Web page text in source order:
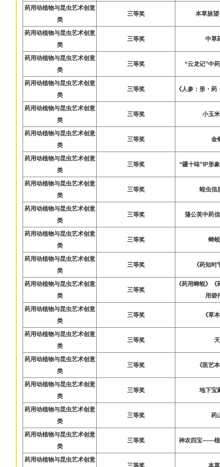
药用动植物与昆虫艺术创意
类
三等奖 本草脉望
药用动植物与昆虫艺术创意
类
三等奖 中草
药用动植物与昆虫艺术创意
类
三等奖 “云龙记”中
药用动植物与昆虫艺术创意
类
三等奖 《人参：形・
药用动植物与昆虫艺术创意
类
三等奖 小玉
药用动植物与昆虫艺术创意
类
三等奖 金
药用动植物与昆虫艺术创意
类
三等奖 “疆十味”IP形
药用动植物与昆虫艺术创意
类
三等奖 蝗虫信
药用动植物与昆虫艺术创意
类
三等奖 蒲公英中药
药用动植物与昆虫艺术创意
类
三等奖 蝉
药用动植物与昆虫艺术创意
类
三等奖 《药知
药用动植物与昆虫艺术创意
类
三等奖
《药用蝉蜕》
用碧
药用动植物与昆虫艺术创意
类
三等奖 《草
药用动植物与昆虫艺术创意
类
三等奖
药用动植物与昆虫艺术创意
类
三等奖 《医艺
药用动植物与昆虫艺术创意
类
三等奖 地下宝
药用动植物与昆虫艺术创意
类
三等奖 药
药用动植物与昆虫艺术创意
类
三等奖 神农四宝——植
药用动植物与昆虫艺术创意
三等奖 本